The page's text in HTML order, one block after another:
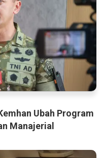
Ubah Program
Manajerial